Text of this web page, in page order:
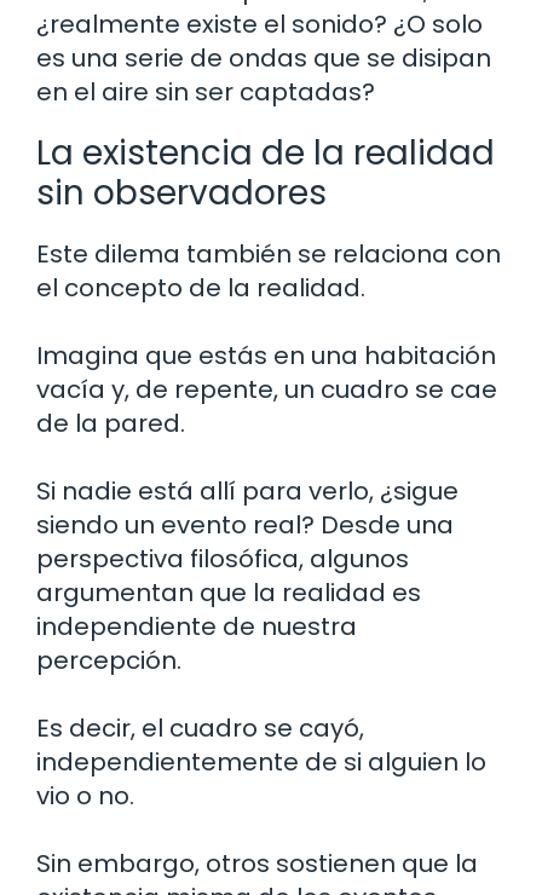
¿realmente existe el sonido? ¿O solo
es una serie de ondas que se disipan
en el aire sin ser captadas?
La existencia de la realidad
sin observadores
Este dilema también se relaciona con
el concepto de la realidad.
Imagina que estás en una habitación
vacía y, de repente, un cuadro se cae
de la pared.
Si nadie está allí para verlo, ¿sigue
siendo un evento real? Desde una
perspectiva filosófica, algunos
argumentan que la realidad es
independiente de nuestra
percepción.
Es decir, el cuadro se cayó,
independientemente de si alguien lo
vio o no.
Sin embargo, otros sostienen que la